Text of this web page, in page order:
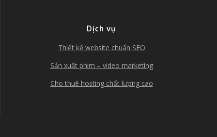
Dịch vụ
Thiết kế website chuẩn SEO
Sản xuất phim – video marketing
Cho thuê hosting chất lượng cao